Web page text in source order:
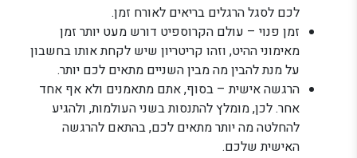
לכם לסגל הרגלים בריאים לאורח זמן.
זמן פנוי – עולם הקרוספיט דורש מעט יותר זמן
מאימוני ההיט, וזהו קריטריון שיש לקחת אותו בחשבון
על מנת להבין מה מבין השניים מתאים לכם יותר.
הרגשה אישית – בסוף, אתם מתאמנים ולא אף אחד
אחר. לכן, מומלץ להתנסות בשני העולמות, ולהגיע
להחלטה מה יותר מתאים לכם, בהתאם להרגשה
האישית שלכם.